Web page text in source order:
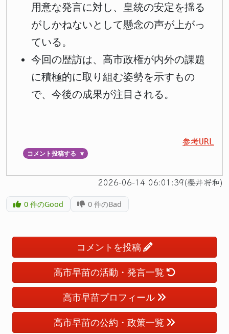
用意な発言に対し、皇統の安定を揺る
がしかねないとして懸念の声が上がっ
ている。
今回の歴訪は、高市政権が内外の課題
に積極的に取り組む姿勢を示すもの
で、今後の成果が注目される。
参考URL
コメント投稿する ▼
2026-06-14 06:01:39(櫻井将和)
0件のGood 0 件のBad
コメントを投稿
高市早苗の活動・発言一覧
高市早苗プロフィール
高市早苗の公約・政策一覧